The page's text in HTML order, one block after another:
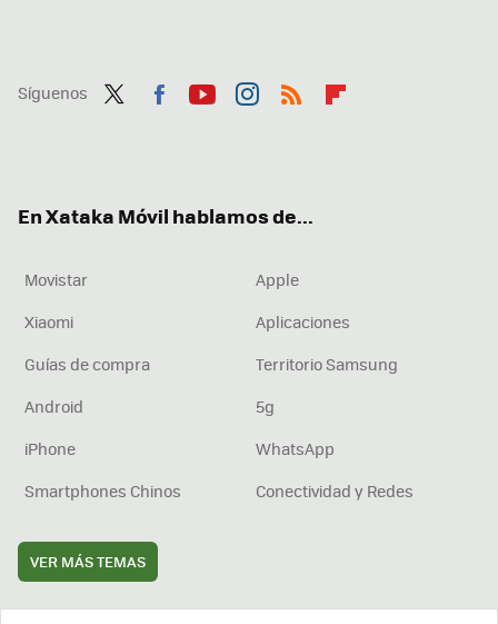
Síguenos
En Xataka Móvil hablamos de...
Movistar
Apple
Xiaomi
Aplicaciones
Guías de compra
Territorio Samsung
Android
5g
iPhone
WhatsApp
Smartphones Chinos
Conectividad y Redes
VER MÁS TEMAS